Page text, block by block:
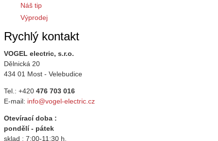
Náš tip
Výprodej
Rychlý kontakt
VOGEL electric, s.r.o.
Dělnická 20
434 01 Most - Velebudice
Tel.: +420 476 703 016
E-mail: info@vogel-electric.cz
Otevírací doba :
pondělí - pátek
sklad : 7:00-11:30 h.